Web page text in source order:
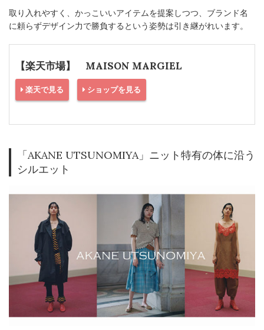
取り入れやすく、かっこいいアイテムを提案しつつ、ブランド名
に頼らずデザイン力で勝負するという姿勢は引き継がれいます。
【楽天市場】 MAISON MARGIEL
楽天で見る ショップを見る
「AKANE UTSUNOMIYA」ニット特有の体に沿う
シルエット